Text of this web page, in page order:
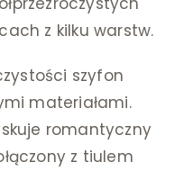
z kilku warstw.
szyfon
materiałami.
romantyczny
z tiulem